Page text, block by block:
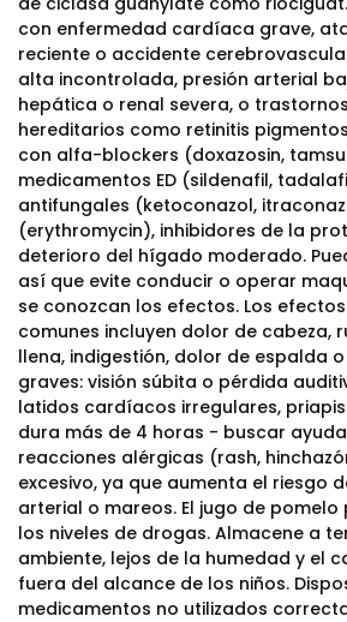
con enfermedad cardíaca grave,
reciente o accidente
alta incontrolada, presión arterial
hepática o renal severa, o
hereditarios como retinitis
con alfa-blockers (doxazosin,
medicamentos ED (sildenafil,
antifungales (ketoconazol,
(erythromycin), inhibidores de la
deterioro del hígado moderado.
así que evite conducir o operar
se conozcan los efectos. Los
comunes incluyen dolor de cabeza,
llena, indigestión, dolor de espalda
graves: visión súbita o pérdida
latidos cardíacos irregulares,
dura más de 4 horas - buscar
reacciones alérgicas (rash,
excesivo, ya que aumenta el riesgo
arterial o mareos. El jugo de
los niveles de drogas. Almacene a
ambiente, lejos de la humedad y el
fuera del alcance de los niños.
medicamentos no utilizados